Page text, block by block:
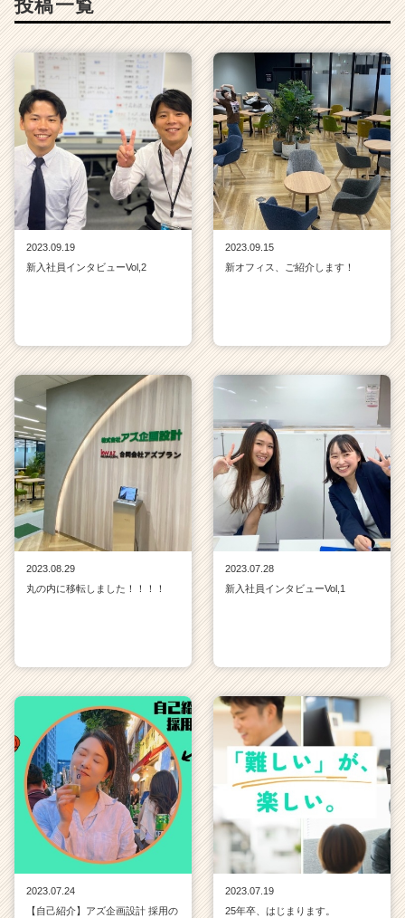
投稿一覧
2023.09.19
新入社員インタビューVol,2
2023.09.15
新オフィス、ご紹介します！
2023.08.29
丸の内に移転しました！！！！
2023.07.28
新入社員インタビューVol,1
2023.07.24
【自己紹介】アズ企画設計 採用の
2023.07.19
25年卒、はじまります。